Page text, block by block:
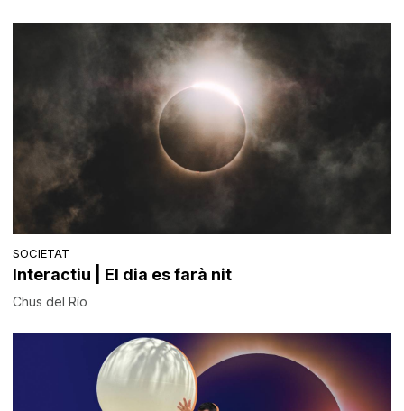
SOCIETAT
Interactiu | El dia es farà nit
Chus del Río